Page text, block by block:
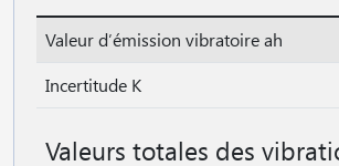
Valeur d′émission vibratoire ah
Incertitude K
Valeurs totales des